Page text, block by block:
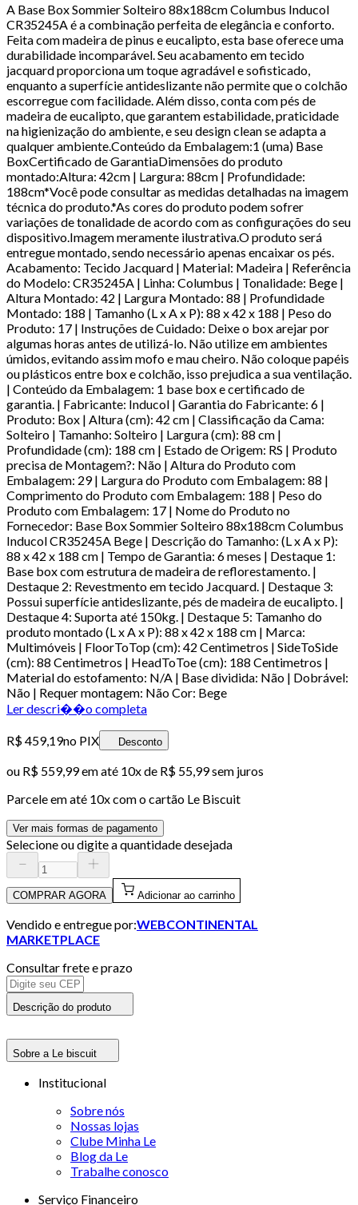
A Base Box Sommier Solteiro 88x188cm Columbus Inducol
CR35245A é a combinação perfeita de elegância e conforto.
Feita com madeira de pinus e eucalipto, esta base oferece uma
durabilidade incomparável. Seu acabamento em tecido
jacquard proporciona um toque agradável e sofisticado,
enquanto a superfície antideslizante não permite que o colchão
escorregue com facilidade. Além disso, conta com pés de
madeira de eucalipto, que garantem estabilidade, praticidade
na higienização do ambiente, e seu design clean se adapta a
qualquer ambiente.Conteúdo da Embalagem:1 (uma) Base
BoxCertificado de GarantiaDimensões do produto
montado:Altura: 42cm | Largura: 88cm | Profundidade:
188cm*Você pode consultar as medidas detalhadas na imagem
técnica do produto.*As cores do produto podem sofrer
variações de tonalidade de acordo com as configurações do seu
dispositivo.Imagem meramente ilustrativa.O produto será
entregue montado, sendo necessário apenas encaixar os pés.
Acabamento: Tecido Jacquard | Material: Madeira | Referência
do Modelo: CR35245A | Linha: Columbus | Tonalidade: Bege |
Altura Montado: 42 | Largura Montado: 88 | Profundidade
Montado: 188 | Tamanho (L x A x P): 88 x 42 x 188 | Peso do
Produto: 17 | Instruções de Cuidado: Deixe o box arejar por
algumas horas antes de utilizá-lo. Não utilize em ambientes
úmidos, evitando assim mofo e mau cheiro. Não coloque papéis
ou plásticos entre box e colchão, isso prejudica a sua ventilação.
| Conteúdo da Embalagem: 1 base box e certificado de
garantia. | Fabricante: Inducol | Garantia do Fabricante: 6 |
Produto: Box | Altura (cm): 42 cm | Classificação da Cama:
Solteiro | Tamanho: Solteiro | Largura (cm): 88 cm |
Profundidade (cm): 188 cm | Estado de Origem: RS | Produto
precisa de Montagem?: Não | Altura do Produto com
Embalagem: 29 | Largura do Produto com Embalagem: 88 |
Comprimento do Produto com Embalagem: 188 | Peso do
Produto com Embalagem: 17 | Nome do Produto no
Fornecedor: Base Box Sommier Solteiro 88x188cm Columbus
Inducol CR35245A Bege | Descrição do Tamanho: (L x A x P):
88 x 42 x 188 cm | Tempo de Garantia: 6 meses | Destaque 1:
Base box com estrutura de madeira de reflorestamento. |
Destaque 2: Revestmento em tecido Jacquard. | Destaque 3:
Possui superfície antideslizante, pés de madeira de eucalipto. |
Destaque 4: Suporta até 150kg. | Destaque 5: Tamanho do
produto montado (L x A x P): 88 x 42 x 188 cm | Marca:
Multimóveis | FloorToTop (cm): 42 Centimetros | SideToSide
(cm): 88 Centimetros | HeadToToe (cm): 188 Centimetros |
Material do estofamento: N/A | Base dividida: Não | Dobrável:
Não | Requer montagem: Não Cor: Bege
Ler descri��o completa
R$ 459,19no PIX Desconto
ou R$ 559,99em até 10x de R$ 55,99 sem juros
Parcele em até 10x com o cartão Le Biscuit
Ver mais formas de pagamento
Selecione ou digite a quantidade desejada
COMPRAR AGORA Adicionar ao carrinho
Vendido e entregue por:WEBCONTINENTAL
MARKETPLACE
Consultar frete e prazo
Descrição do produto
Sobre a Le biscuit
Institucional
Sobre nós
Nossas lojas
Clube Minha Le
Blog da Le
Trabalhe conosco
Serviço Financeiro